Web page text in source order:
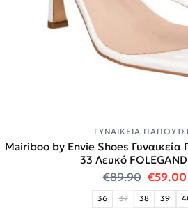
ΓΥΝΑΙΚΕΊΑ
Mairiboo by Envie Shoes
33 Λευκό
€89.90 €59.00
36 37 38 39